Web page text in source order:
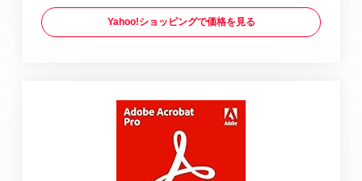
Yahoo!ショッピングで価格を見る